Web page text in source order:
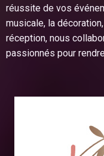
réussite de vos
musicale, la
réception, nous
passionnés pour